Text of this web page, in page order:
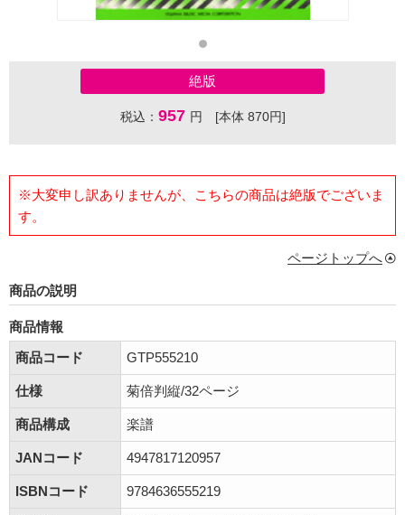
絶版
税込： 957 円 [本体 870円]
※大変申し訳ありませんが、こちらの商品は絶版でございま
す。
ページトップへ
商品の説明
商品情報
商品コード
GTP555210
仕様 菊倍判縦/32ページ
商品構成 楽譜
JANコード 4947817120957
ISBNコード 9784636555219